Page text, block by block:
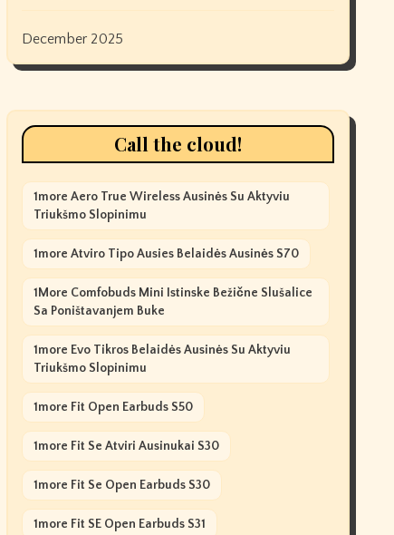
December 2025
Call the cloud!
1more Aero True Wireless Ausinės Su Aktyviu
Triukšmo Slopinimu
1more Atviro Tipo Ausies Belaidės Ausinės S70
1More Comfobuds Mini Istinske Bežične Slušalice
Sa Poništavanjem Buke
1more Evo Tikros Belaidės Ausinės Su Aktyviu
Triukšmo Slopinimu
1more Fit Open Earbuds S50
1more Fit Se Atviri Ausinukai S30
1more Fit Se Open Earbuds S30
1more Fit SE Open Earbuds S31